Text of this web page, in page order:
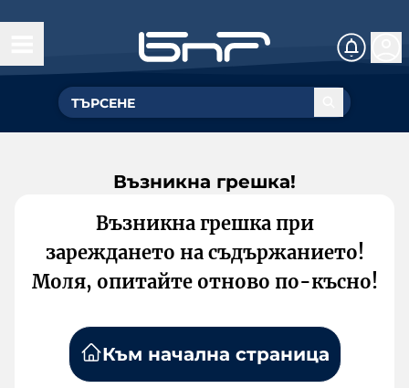
Възникна грешка!
Възникна грешка при
зареждането на съдържанието!
Моля, опитайте отново по-късно!
Към начална страница